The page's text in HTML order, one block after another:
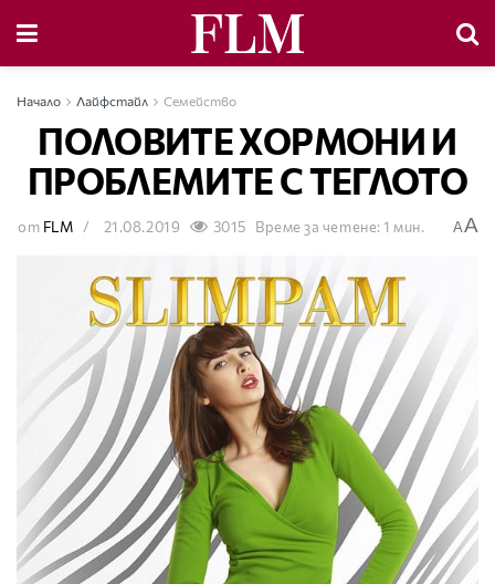
Начало Лайфстайл Семейство
ПОЛОВИТЕ ХОРМОНИ И
ПРОБЛЕМИТЕ С ТЕГЛОТО
от FLM 21.08.2019 3015 Време за четене: 1 мин. AA